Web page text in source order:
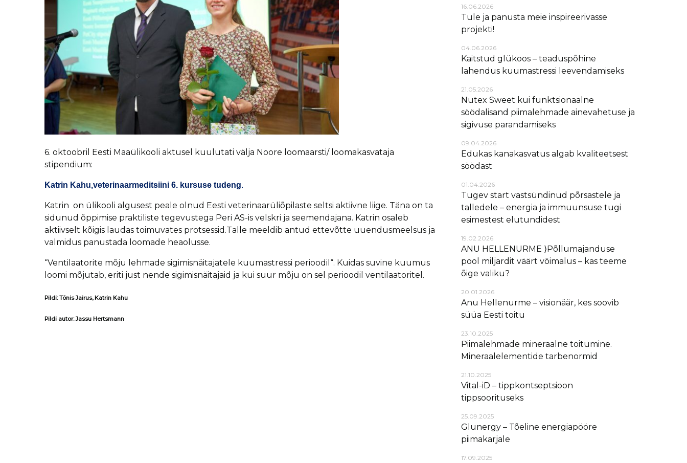
6. oktoobril Eesti Maaülikooli aktusel kuulutati välja Noore loomaarsti/ loomakasvataja
stipendium:
Katrin Kahu,veterinaarmeditsiini 6. kursuse tudeng.
Katrin on ülikooli algusest peale olnud Eesti veterinaarüliõpilaste seltsi aktiivne liige. Täna on ta
sidunud õppimise praktiliste tegevustega Peri AS-is velskri ja seemendajana. Katrin osaleb
aktiivselt kõigis laudas toimuvates protsessid.Talle meeldib antud ettevõtte uuendusmeelsus ja
valmidus panustada loomade heaolusse.
“Ventilaatorite mõju lehmade sigimisnäitajatele kuumastressi perioodil“. Kuidas suvine kuumus
loomi mõjutab, eriti just nende sigimisnäitajaid ja kui suur mõju on sel perioodil ventilaatoritel.
Pildi: Tõnis Jairus, Katrin Kahu
Pildi autor: Jassu Hertsmann
16.06.2026
Tule ja panusta meie inspireerivasse
projekti!
04.06.2026
Kaitstud glükoos – teaduspõhine
lahendus kuumastressi leevendamiseks
21.05.2026
Nutex Sweet kui funktsionaalne
söödalisand piimalehmade ainevahetuse ja
sigivuse parandamiseks
09.04.2026
Edukas kanakasvatus algab kvaliteetsest
söödast
01.04.2026
Tugev start vastsündinud põrsastele ja
talledele – energia ja immuunsuse tugi
esimestest elutundidest
19.02.2026
ANU HELLENURME ⟩Põllumajanduse
pool miljardit väärt vōimalus – kas teeme
õige valiku?
20.01.2026
Anu Hellenurme – visionäär, kes soovib
süüa Eesti toitu
23.10.2025
Piimalehmade mineraalne toitumine.
Mineraalelementide tarbenormid
21.10.2025
Vital-iD – tippkontseptsioon
tippsoorituseks
25.09.2025
Glunergy – Tõeline energiapööre
piimakarjale
17.09.2025